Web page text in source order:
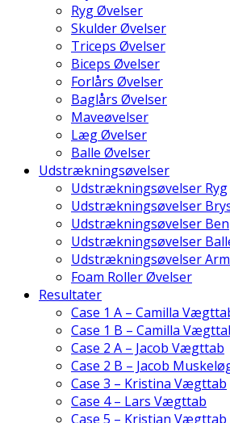
Ryg Øvelser
Skulder Øvelser
Triceps Øvelser
Biceps Øvelser
Forlårs Øvelser
Baglårs Øvelser
Maveøvelser
Læg Øvelser
Balle Øvelser
Udstrækningsøvelser
Udstrækningsøvelser Ryg
Udstrækningsøvelser
Udstrækningsøvelser Ben
Udstrækningsøvelser
Udstrækningsøvelser
Foam Roller Øvelser
Resultater
Case 1 A – Camilla
Case 1 B – Camilla
Case 2 A – Jacob Vægttab
Case 2 B – Jacob
Case 3 – Kristina Vægttab
Case 4 – Lars Vægttab
Case 5 – Kristian Vægttab